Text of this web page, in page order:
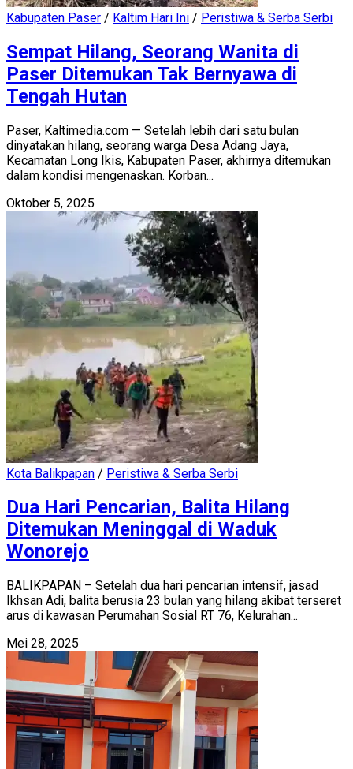
Kabupaten Paser / Kaltim Hari Ini / Peristiwa & Serba Serbi
Sempat Hilang, Seorang Wanita di
Paser Ditemukan Tak Bernyawa di
Tengah Hutan
Paser, Kaltimedia.com — Setelah lebih dari satu bulan
dinyatakan hilang, seorang warga Desa Adang Jaya,
Kecamatan Long Ikis, Kabupaten Paser, akhirnya ditemukan
dalam kondisi mengenaskan. Korban...
Oktober 5, 2025
Kota Balikpapan / Peristiwa & Serba Serbi
Dua Hari Pencarian, Balita Hilang
Ditemukan Meninggal di Waduk
Wonorejo
BALIKPAPAN – Setelah dua hari pencarian intensif, jasad
Ikhsan Adi, balita berusia 23 bulan yang hilang akibat terseret
arus di kawasan Perumahan Sosial RT 76, Kelurahan...
Mei 28, 2025